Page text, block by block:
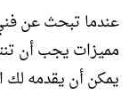
عندما تبحث عن
مميزات يجب أن
يمكن أن يقدمه لك